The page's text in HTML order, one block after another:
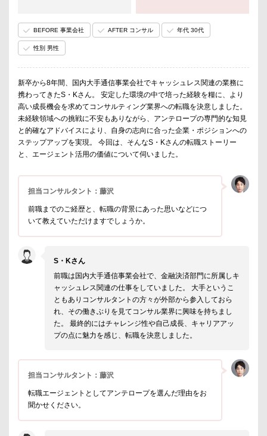
BEFORE 事業会社 AFTER コンサル 年代 30代
性別 男性
新卒から8年間、国内大手通信事業会社でキャッシュレス関連の業務に
携わってきたS・Kさん。 安定した環境の中で培った経験を糧に、より
高い成長機会を求めてコンサルティング業界への転職を決意しました。
未経験領域への挑戦に不安もありながら、アンテロープの専門的な知見
と的確なアドバイスにより、自身の志向に合った企業・ポジションへの
ステップアップを実現。 今回は、そんなS・Kさんの転職ストーリー
と、エージェント活用の価値について伺いました。
担当コンサルタント：藤沢
前職までのご経歴と、転職の背景にあった思いなどにつ
いて教えていただけますでしょうか。
S・Kさん
前職は国内大手通信事業会社で、金融決済部門に所属しキ
ャッシュレス関連の仕事をしていました。 大手というこ
ともありコンサルタントの方々が外部から参入しておら
れ、その働きぶりを見てコンサル業界に興味を持ちまし
た。 最終的にはチャレンジ性や自己成長、キャリアアッ
プの点に魅力を感じ、転職を決意しました。
担当コンサルタント：藤沢
転職エージェントとしてアンテロープを選んだ理由をお
聞かせください。